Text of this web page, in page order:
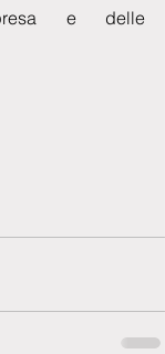
e delle